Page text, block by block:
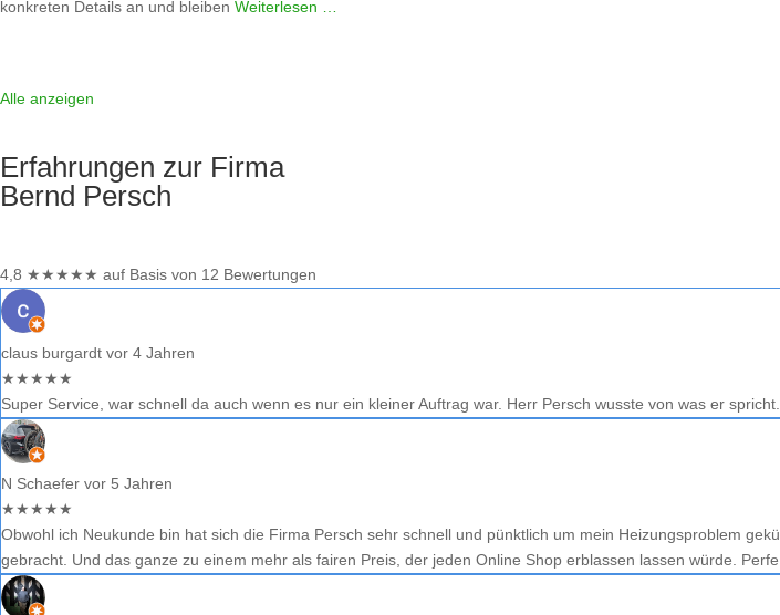
konkreten Details an und bleiben Weiterlesen …
Alle anzeigen
Erfahrungen zur Firma
Bernd Persch
4,8 ★★★★★ auf Basis von 12 Bewertungen
claus burgardt vor 4 Jahren
★★★★★
Super Service, war schnell da auch wenn es nur ein kleiner Auftrag war. Herr Persch wusste von was er
N Schaefer vor 5 Jahren
★★★★★
Obwohl ich Neukunde bin hat sich die Firma Persch sehr schnell und pünktlich um mein Heizungsproblem
gebracht. Und das ganze zu einem mehr als fairen Preis, der jeden Online Shop erblassen lassen würde.